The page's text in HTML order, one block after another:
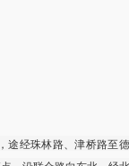
途经珠林路、津桥路至